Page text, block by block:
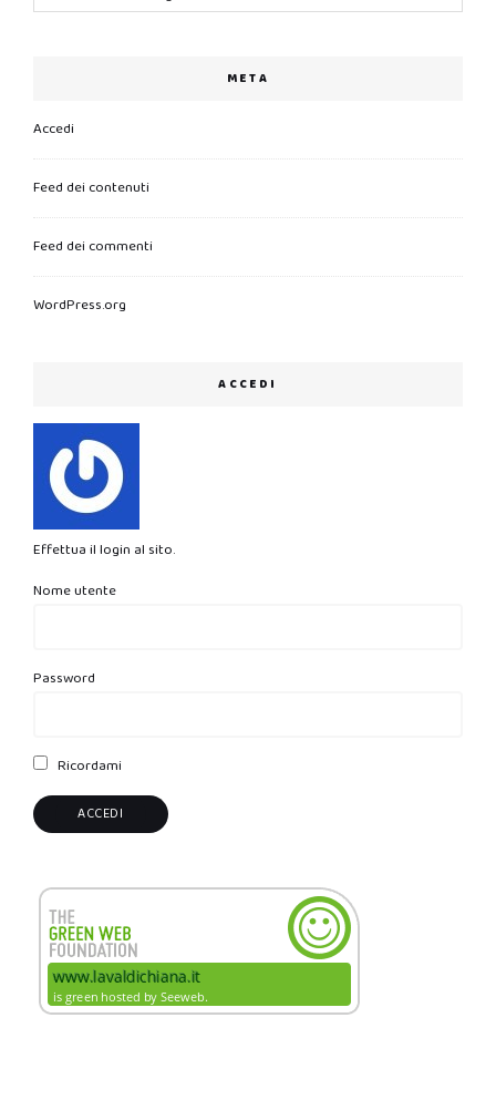
META
Accedi
Feed dei contenuti
Feed dei commenti
WordPress.org
ACCEDI
Effettua il login al sito.
Nome utente
Password
Ricordami